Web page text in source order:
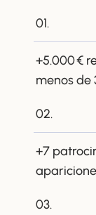
01.
+5.000 €
menos de
02.
+7
03.